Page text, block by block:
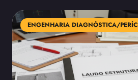
ENGENHARIA DIAGNÓSTICA/